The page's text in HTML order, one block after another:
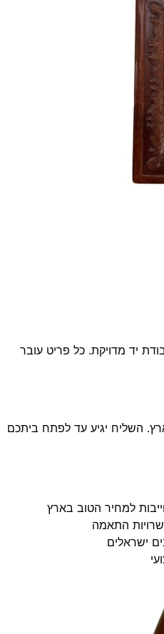
יד מדויקת. כל פריט עובר
השליח יגיע עד לפתח ביתכם
למחיר הטוב בארץ
התאמה
ישראלים